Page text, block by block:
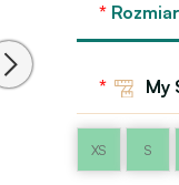
My
XS S